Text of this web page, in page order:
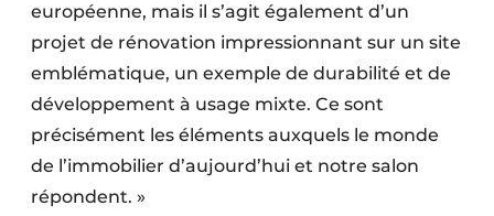
européenne, mais il s’agit également d’un
projet de rénovation impressionnant sur un site
emblématique, un exemple de durabilité et de
développement à usage mixte. Ce sont
précisément les éléments auxquels le monde
de l’immobilier d’aujourd’hui et notre salon
répondent. »